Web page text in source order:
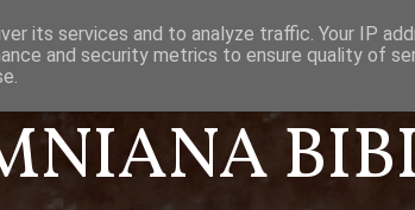
its services and to analyze traffic. Your IP
and security metrics to ensure quality of